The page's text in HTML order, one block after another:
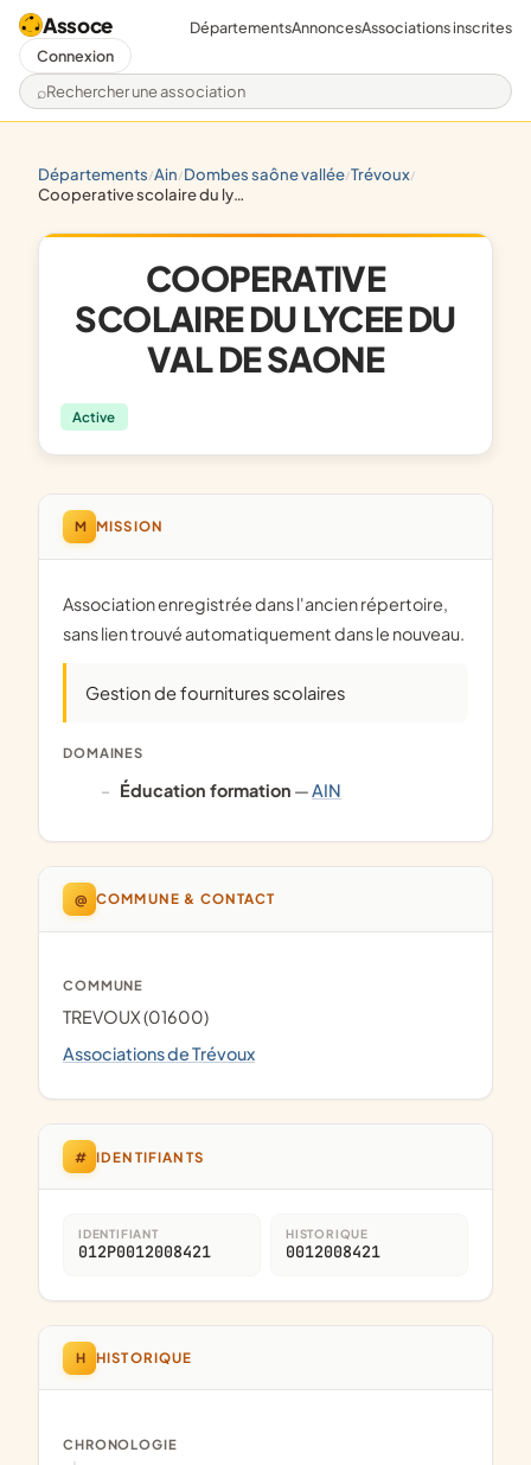
Assoce
Rechercher une association
DépartementsAnnoncesAssociations inscrites
Connexion
départements/ ain/ dombes saône vallée/ trévoux/
cooperative scolaire du lycee du val de saone
COOPERATIVE
SCOLAIRE DU LYCEE DU
VAL DE SAONE
Active
M MISSION
Association enregistrée dans l'ancien répertoire,
sans lien trouvé automatiquement dans le nouveau.
Gestion de fournitures scolaires
DOMAINES
éducation formation —AIN
@ COMMUNE & CONTACT
COMMUNE
TREVOUX (01600)
Associations de Trévoux
# IDENTIFIANTS
IDENTIFIANT
012P0012008421
HISTORIQUE
0012008421
H HISTORIQUE
CHRONOLOGIE